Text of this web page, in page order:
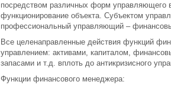
посредством различных форм управляющего
функционирование объекта. Субъектом
профессиональный управляющий –
Все целенаправленные действия функций
управлением: активами, капиталом,
запасами и т.д. вплоть до антикризисного
Функции финансового менеджера: